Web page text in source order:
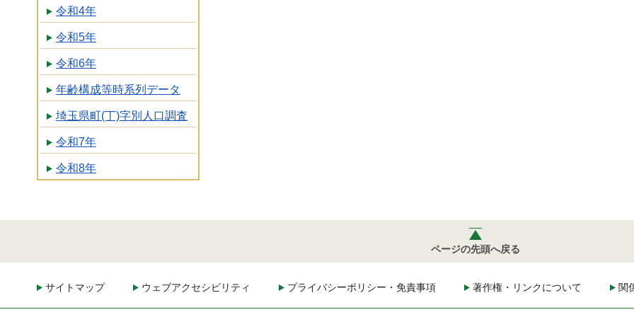
令和4年
令和5年
令和6年
年齢構成等時系列データ
埼玉県町(丁)字別人口調査
令和7年
令和8年
ページの先頭へ戻る
サイトマップ ウェブアクセシビリティ プライバシーポリシー・免責事項 著作権・リンクについて 関